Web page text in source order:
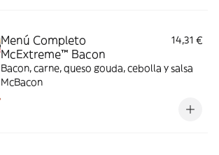
Menú Completo
McExtreme™ Bacon
14,31 €
Bacon, carne, queso gouda, cebolla y salsa
McBacon